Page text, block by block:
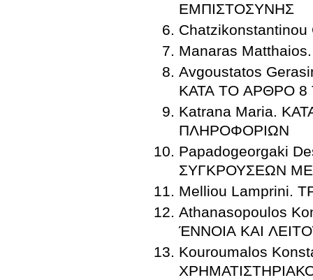
ΕΜΠΙΣΤΟΣΥΝΗΣ
Chatzikonstantinou
Manaras Matthaios.
Avgoustatos
ΚΑΤΑ ΤΟ ΑΡΘΡΟ 8
Katrana Maria.
ΠΛΗΡΟΦΟΡΙΩΝ
Papadogeorgaki
ΣΥΓΚΡΟΥΣΕΩΝ
Melliou Lamprini.
Athanasopoulos
ΈΝΝΟΙΑ ΚΑΙ
Kouroumalos